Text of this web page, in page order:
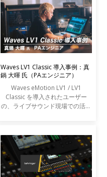
Waves LV1 Classic 導入事例：真
鍋 大暉 氏（PAエンジニア）
Waves eMotion LV1 / LV1
Classic を導入されたユーザー
の、ライブサウンド現場での活用